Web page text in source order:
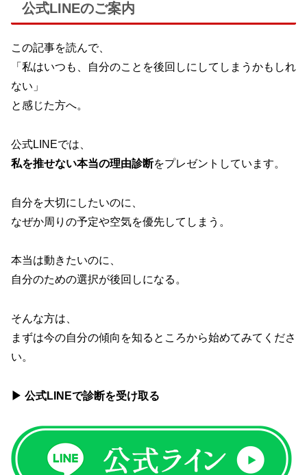
公式LINEのご案内
この記事を読んで、
「私はいつも、自分のことを後回しにしてしまうかもしれ
ない」
と感じた方へ。
公式LINEでは、
私を推せない本当の理由診断をプレゼントしています。
自分を大切にしたいのに、
なぜか周りの予定や空気を優先してしまう。
本当は動きたいのに、
自分のための選択が後回しになる。
そんな方は、
まずは今の自分の傾向を知るところから始めてみてくださ
い。
▶ 公式LINEで診断を受け取る